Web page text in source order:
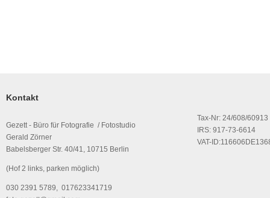
Kontakt
Gezett - Büro für Fotografie / Fotostudio
Gerald Zörner
Babelsberger Str. 40/41, 10715 Berlin
(Hof 2 links, parken möglich)
030 2391 5789, 017623341719
Tax-Nr: 24/608/60913
IRS: 917-73-6614
VAT-